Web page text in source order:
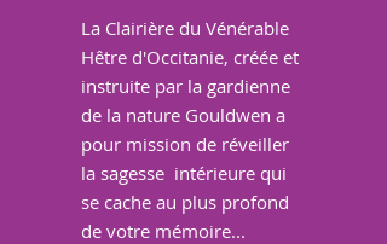
La Clairière du Vénérable
Hêtre d'Occitanie, créée et
instruite par la gardienne
de la nature Gouldwen a
pour mission de réveiller
la sagesse intérieure qui
se cache au plus profond
de votre mémoire...